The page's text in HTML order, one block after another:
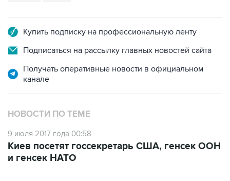
Купить подписку на профессиональную ленту
Подписаться на рассылку главных новостей сайта
Получать оперативные новости в официальном
канале
НОВОСТИ ПО ТЕМЕ
9 июля 2017 года 00:58
Киев посетят госсекретарь США, генсек ООН
и генсек НАТО